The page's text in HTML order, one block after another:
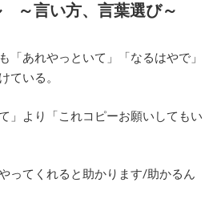
～言い方、言葉選び～
「あれやっといて」「なるはやで」
ている。
」より「これコピーお願いしてもい
ってくれると助かります/助かるん